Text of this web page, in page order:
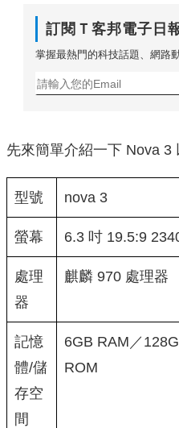
訂閱Ｔ客邦電子日
掌握最熱門的科技話題、網路
先來簡單介紹一下 Nova 3
型號 nova 3
螢幕 6.3 吋 19.5:9
處理
器
麒麟 970 處理器
記憶
體/儲
存空
間
6GB RAM／
ROM